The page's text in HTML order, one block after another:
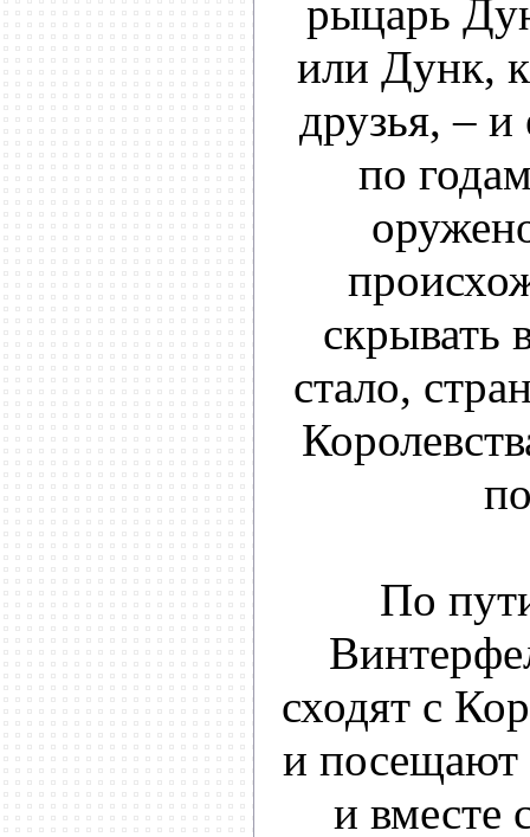
рыцарь
или Дунк,
друзья, –
по
скрывать
стало,
По
сходят с
и посещают
и вместе